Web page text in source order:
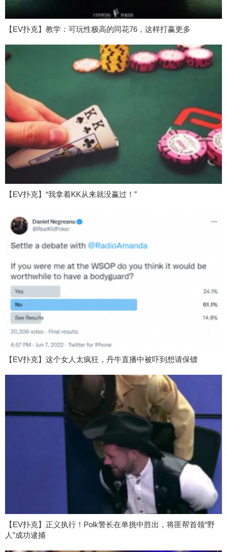
【EV扑克】教学：可玩性极高的同花76，这样打赢更多
【EV扑克】“我拿着KK从来就没赢过！”
【EV扑克】这个女人太疯狂，丹牛直播中被吓到想请保镖
【EV扑克】正义执行！Polk警长在单挑中胜出，将匪帮首领“野
人”成功逮捕